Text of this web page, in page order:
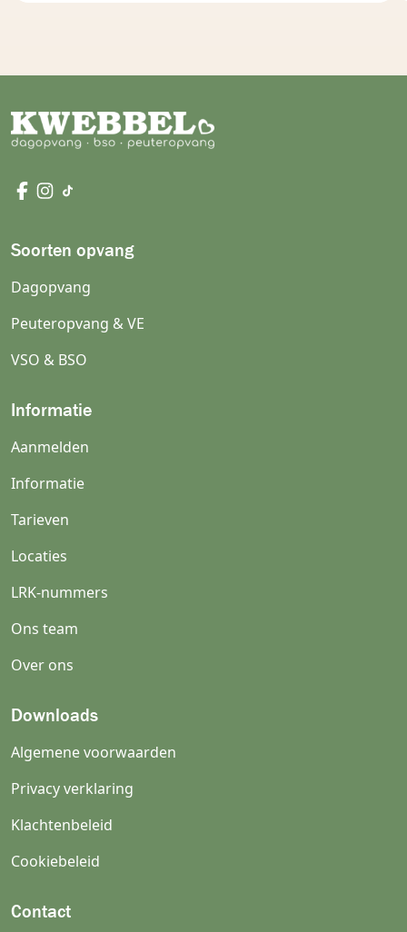
Soorten opvang
Dagopvang
Peuteropvang & VE
VSO & BSO
Informatie
Aanmelden
Informatie
Tarieven
Locaties
LRK-nummers
Ons team
Over ons
Downloads
Algemene voorwaarden
Privacy verklaring
Klachtenbeleid
Cookiebeleid
Contact